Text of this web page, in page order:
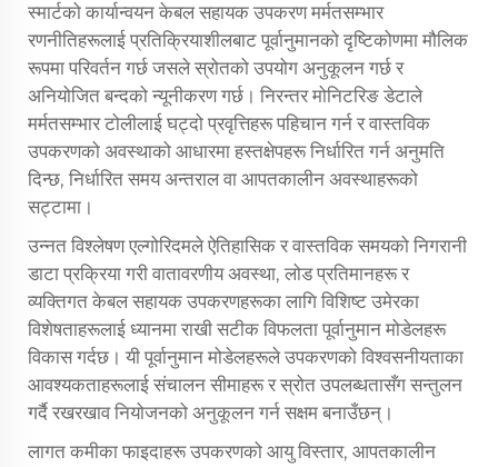
स्मार्टको कार्यान्वयन केबल सहायक उपकरणमर्मतसम्भार
रणनीतिहरूलाई प्रतिक्रियाशीलबाट पूर्वानुमानको दृष्टिकोणमा मौलिक
रूपमा परिवर्तन गर्छ जसले स्रोतको उपयोग अनुकूलन गर्छ र
अनियोजित बन्दको न्यूनीकरण गर्छ। निरन्तर मोनिटरिङ डेटाले
मर्मतसम्भार टोलीलाई घट्दो प्रवृत्तिहरू पहिचान गर्न र वास्तविक
उपकरणको अवस्थाको आधारमा हस्तक्षेपहरू निर्धारित गर्न अनुमति
दिन्छ, निर्धारित समय अन्तराल वा आपतकालीन अवस्थाहरूको
सट्टामा।
उन्नत विश्लेषण एल्गोरिदमले ऐतिहासिक र वास्तविक समयको निगरानी
डाटा प्रक्रिया गरी वातावरणीय अवस्था, लोड प्रतिमानहरू र
व्यक्तिगत केबल सहायक उपकरणहरूका लागि विशिष्ट उमेरका
विशेषताहरूलाई ध्यानमा राखी सटीक विफलता पूर्वानुमान मोडेलहरू
विकास गर्दछ। यी पूर्वानुमान मोडेलहरूले उपकरणको विश्वसनीयताका
आवश्यकताहरूलाई संचालन सीमाहरू र स्रोत उपलब्धतासँग सन्तुलन
गर्दै रखरखाव नियोजनको अनुकूलन गर्न सक्षम बनाउँछन्।
लागत कमीका फाइदाहरू उपकरणको आयु विस्तार, आपतकालीन